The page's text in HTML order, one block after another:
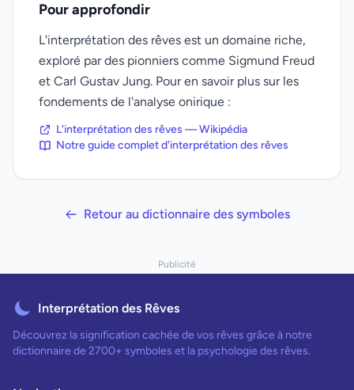
Pour approfondir
L'interprétation des rêves est un domaine riche,
exploré par des pionniers comme Sigmund Freud
et Carl Gustav Jung. Pour en savoir plus sur les
fondements de l'analyse onirique :
L'interprétation des rêves — Wikipédia
Notre guide complet d'interprétation des rêves
Retour au dictionnaire des symboles
Publicité
Interprétation des Rêves
Découvrez la signification cachée de vos rêves grâce à notre
dictionnaire de 2700+ symboles et la psychologie des rêves.